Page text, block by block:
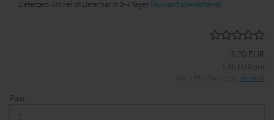
Lieferzeit: Artikel ist Lieferbar in 3-4 Tagen (Ausland abweichend)
3,20 EUR
1,60 EUR pro
inkl. 19% MwSt. zzgl. Versand
Paar: